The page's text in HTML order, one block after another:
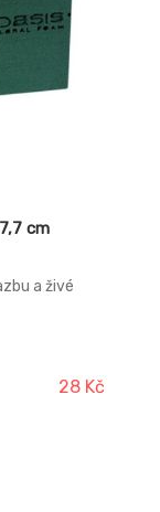
cm
a živé
28 Kč